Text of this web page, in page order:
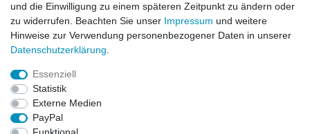
und die Einwilligung zu einem späteren Zeitpunkt zu ändern oder
zu widerrufen. Beachten Sie unser Impressum und weitere
Hinweise zur Verwendung personenbezogener Daten in unserer
Daten­schutz­erklärung
Essenziell
Statistik
Externe Medien
PayPal